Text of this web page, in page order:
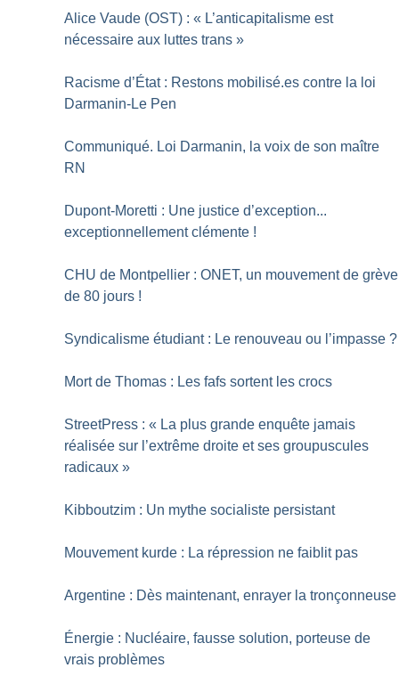
Alice Vaude (OST) : « L’anticapitalisme est
nécessaire aux luttes trans »
Racisme d’État : Restons mobilisé.es contre la loi
Darmanin-Le Pen
Communiqué. Loi Darmanin, la voix de son maître
RN
Dupont-Moretti : Une justice d’exception...
exceptionnellement clémente !
CHU de Montpellier : ONET, un mouvement de grève
de 80 jours !
Syndicalisme étudiant : Le renouveau ou l’impasse ?
Mort de Thomas : Les fafs sortent les crocs
StreetPress : « La plus grande enquête jamais
réalisée sur l’extrême droite et ses groupuscules
radicaux »
Kibboutzim : Un mythe socialiste persistant
Mouvement kurde : La répression ne faiblit pas
Argentine : Dès maintenant, enrayer la tronçonneuse
Énergie : Nucléaire, fausse solution, porteuse de
vrais problèmes